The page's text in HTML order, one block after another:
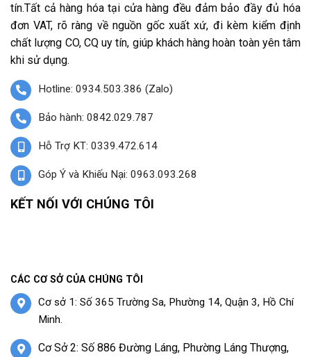
tín.Tất cả hàng hóa tại cửa hàng đều đảm bảo đầy đủ hóa
đơn VAT, rõ ràng về nguồn gốc xuất xứ, đi kèm kiểm định
chất lượng CO, CQ uy tín, giúp khách hàng hoàn toàn yên tâm
khi sử dụng.
Hotline: 0934.503.386 (Zalo)
Bảo hành: 0842.029.787
Hỗ Trợ KT: 0339.472.614
Góp Ý và Khiếu Nại: 0963.093.268
KẾT NỐI VỚI CHÚNG TÔI
CÁC CƠ SỞ CỦA CHÚNG TÔI
Cơ sở 1: Số 365 Trường Sa, Phường 14, Quận 3, Hồ Chí
Minh.
Cơ Sở 2: Số 886 Đường Láng, Phường Láng Thượng,